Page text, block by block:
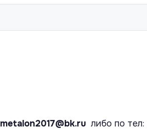
metalon2017@bk.ruлибо по тел: